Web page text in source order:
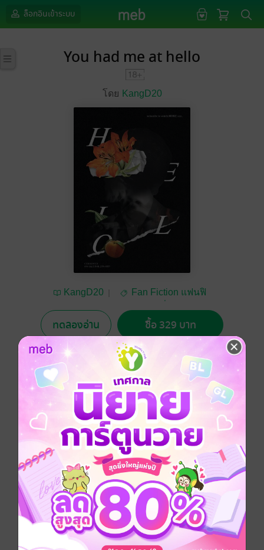
ล็อกอินเข้าระบบ
You had me at hello
โดย KangD20
KangD20
Fan Fiction แฟนฟิ
ทดลองอ่าน ซื้อ 329 บาท
No Rating
ซื้อเป็นของขวัญ ติดตาม
หาเมทครับ หอชายล้วนนะครับ ขอคนที่ไม่ค่อยอยู่ห้อง มี
ห้องไว้บังหน้าน่ะครับ
Fanfiction แฟนฟิคชั่น
ประเภทไฟล์ pdf, epub(สารบัญ)